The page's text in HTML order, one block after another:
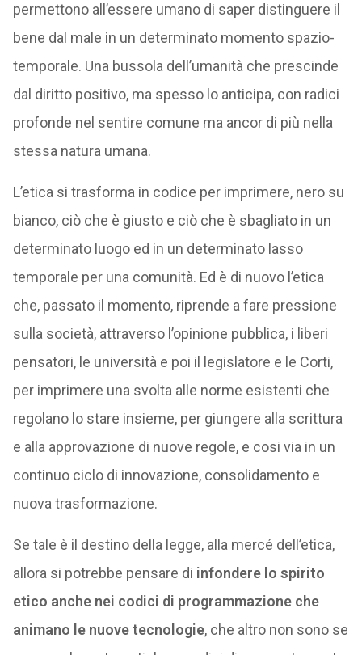
permettono all’essere umano di saper distinguere il
bene dal male in un determinato momento spazio-
temporale. Una bussola dell’umanità che prescinde
dal diritto positivo, ma spesso lo anticipa, con radici
profonde nel sentire comune ma ancor di più nella
stessa natura umana.
L’etica si trasforma in codice per imprimere, nero su
bianco, ciò che è giusto e ciò che è sbagliato in un
determinato luogo ed in un determinato lasso
temporale per una comunità. Ed è di nuovo l’etica
che, passato il momento, riprende a fare pressione
sulla società, attraverso l’opinione pubblica, i liberi
pensatori, le università e poi il legislatore e le Corti,
per imprimere una svolta alle norme esistenti che
regolano lo stare insieme, per giungere alla scrittura
e alla approvazione di nuove regole, e cosi via in un
continuo ciclo di innovazione, consolidamento e
nuova trasformazione.
Se tale è il destino della legge, alla mercé dell’etica,
allora si potrebbe pensare di infondere lo spirito
etico anche nei codici di programmazione che
animano le nuove tecnologie, che altro non sono se